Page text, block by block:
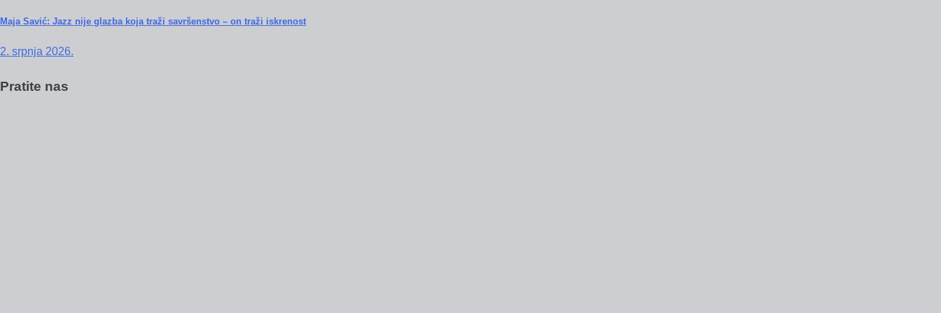
Maja Savić: Jazz nije glazba koja traži savršenstvo – on traži iskrenost
2. srpnja 2026.
Pratite nas